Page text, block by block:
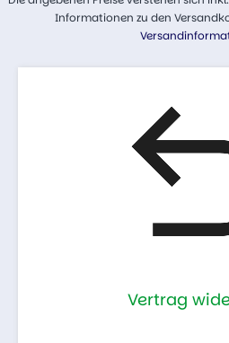
Informationen zu den
Vertrag